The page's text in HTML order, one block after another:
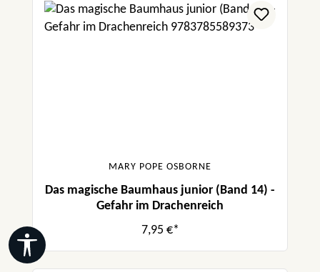
MARY POPE OSBORNE
Das magische Baumhaus junior (Band 14) -
Gefahr im Drachenreich
7,95 €*
Werkzeugleiste anzeigen